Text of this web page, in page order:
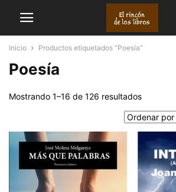
Inicio Productos etiquetados “Poesía”
Poesía
Mostrando 1–16 de 126 resultadosOrdenado
los
últimos